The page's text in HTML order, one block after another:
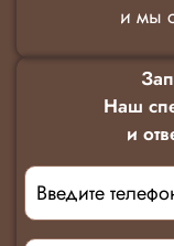
и мы
Наш
и